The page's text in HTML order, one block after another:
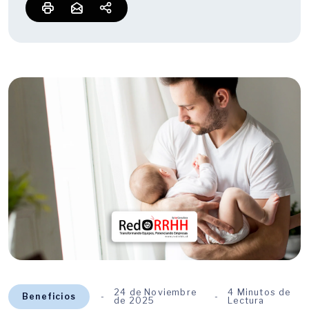
Beneficios
24 de Noviembre
de 2025
4 Minutos de
Lectura